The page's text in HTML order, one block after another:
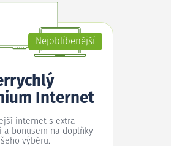
Nejoblíbenější
Internet
internet s extra
a bonusem na doplňky
výběru.